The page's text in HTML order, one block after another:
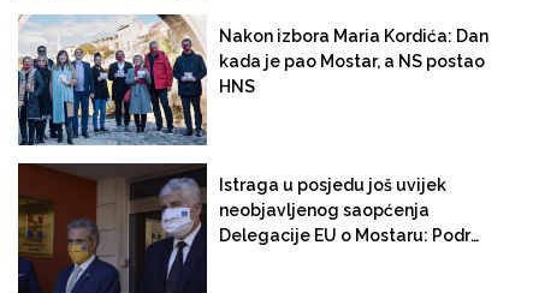
Nakon izbora Maria Kordića: Dan
kada je pao Mostar, a NS postao
HNS
Istraga u posjedu još uvijek
neobjavljenog saopćenja
Delegacije EU o Mostaru: Podrška